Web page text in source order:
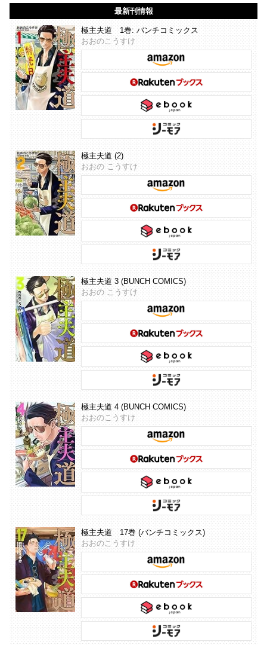
最新刊情報
極主夫道 1巻: バンチコミックス
おおのこうすけ
極主夫道 (2)
おおの こうすけ
極主夫道 3 (BUNCH COMICS)
おおの こうすけ
極主夫道 4 (BUNCH COMICS)
おおのこうすけ
極主夫道 17巻 (バンチコミックス)
おおのこうすけ